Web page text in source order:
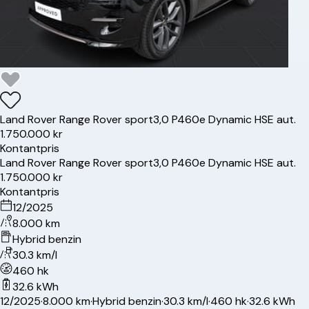
Land RoverRange Rover sport3,0 P460e Dynamic HSE aut.
1.750.000 kr
Kontantpris
Land RoverRange Rover sport3,0 P460e Dynamic HSE aut.
1.750.000 kr
Kontantpris
12/2025
8.000 km
Hybrid benzin
30.3 km/l
460 hk
32.6 kWh
12/2025·8.000 km·Hybrid benzin·30.3 km/l·460 hk·32.6 kWh